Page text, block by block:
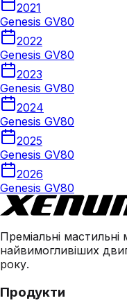
2021
Genesis GV80
2022
Genesis GV80
2023
Genesis GV80
2024
Genesis GV80
2025
Genesis GV80
2026
Genesis GV80
Преміальні мастильні
найвимогливіших
року.
Продукти